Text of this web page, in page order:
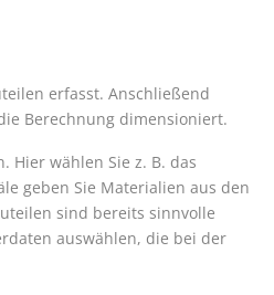
erfasst. Anschließend
Berechnung dimensioniert.
Hier wählen Sie z. B. das
geben Sie Materialien aus den
sind bereits sinnvolle
auswählen, die bei der